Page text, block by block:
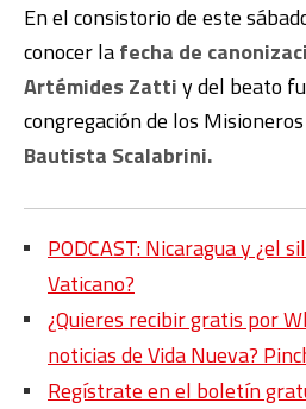
En el consistorio de este
conocer lafecha de
Artémides Zattiy del beato
congregación de los
Bautista Scalabrini.
PODCAST: Nicaragua y ¿el
Vaticano?
¿Quieres recibir gratis por
noticias de Vida Nueva?
Regístrate en el boletín